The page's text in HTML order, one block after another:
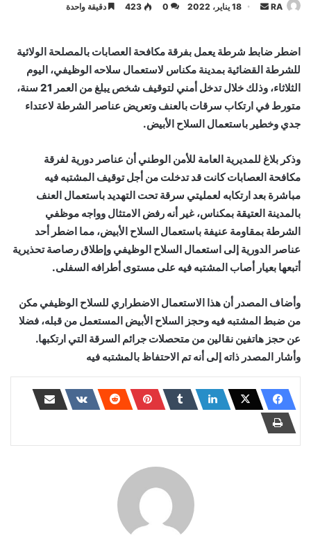
RA
أرسل 18 يناير، 2022 0
423 دقيقة واحدة
اضطر ضابط شرطة يعمل بفرقة مكافحة العصابات بالمصلحة الولائية
للشرطة القضائية بمدينة مكناس لاستعمال سلاحه الوظيفي، اليوم
الثلاثاء، وذلك خلال تدخل أمني لتوقيف شخص يبلغ من العمر 21 سنة،
متورط في ارتكاب سرقات بالعنف وتعريض عناصر الشرطة لاعتداء
جدي وخطير باستعمال السلاح الأبيض.
وذكر بلاغ للمديرية العامة للأمن الوطني أن عناصر دورية لفرقة
مكافحة العصابات كانت قد تدخلت من أجل توقيف المشتبه فيه
مباشرة بعد ارتكابه لعمليتي سرقة تحت التهديد باستعمال العنف
بالمدينة العتيقة بمكناس، غير أنه رفض الامتثال وواجه موظفي
الشرطة بمقاومة عنيفة باستعمال السلاح الأبيض، مما اضطر أحد
عناصر الدورية إلى استعمال السلاح الوظيفي وإطلاق رصاصة تحذيرية
أتبعها بعيار أصاب المشتبه فيه على مستوى أطرافه السفلى.
وأضاف المصدر أن هذا الاستعمال الاضطراري للسلاح الوظيفي مكن
من ضبط المشتبه فيه وحجز السلاح الأبيض المستعمل من قبله، فضلا
عن حجز هاتفين نقالين من متحصلات جرائم السرقة التي ارتكبها.
وأشار المصدر ذاته إلى أنه تم الاحتفاظ بالمشتبه فيه